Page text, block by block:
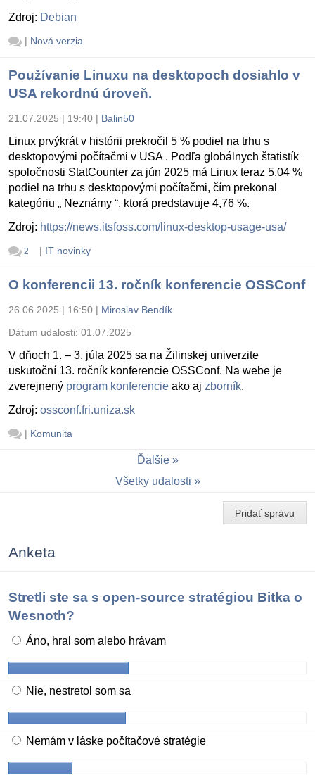
Zdroj: Debian
| Nová verzia
Používanie Linuxu na desktopoch dosiahlo v
USA rekordnú úroveň.
21.07.2025 | 19:40 | Balin50
Linux prvýkrát v histórii prekročil 5 % podiel na trhu s
desktopovými počítačmi v USA . Podľa globálnych štatistík
spoločnosti StatCounter za jún 2025 má Linux teraz 5,04 %
podiel na trhu s desktopovými počítačmi, čím prekonal
kategóriu „ Neznámy “, ktorá predstavuje 4,76 %.
Zdroj: https://news.itsfoss.com/linux-desktop-usage-usa/
2 | IT novinky
O konferencii 13. ročník konferencie OSSConf
26.06.2025 | 16:50 | Miroslav Bendík
Dátum udalosti: 01.07.2025
V dňoch 1. – 3. júla 2025 sa na Žilinskej univerzite
uskutoční 13. ročník konferencie OSSConf. Na webe je
zverejnený program konferencie ako aj zborník.
Zdroj: ossconf.fri.uniza.sk
| Komunita
Ďalšie
Všetky udalosti
Pridať správu
Anketa
Stretli ste sa s open-source stratégiou Bitka o
Wesnoth?
Áno, hral som alebo hrávam
Nie, nestretol som sa
Nemám v láske počítačové stratégie